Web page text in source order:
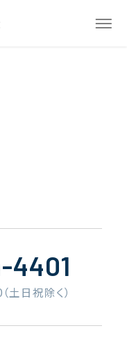
4401
土日祝除く）